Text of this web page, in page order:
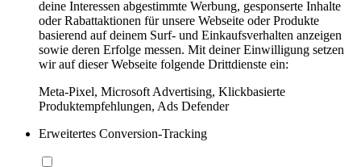
deine Interessen abgestimmte Werbung, gesponserte Inhalte
oder Rabattaktionen für unsere Webseite oder Produkte
basierend auf deinem Surf- und Einkaufsverhalten anzeigen
sowie deren Erfolge messen. Mit deiner Einwilligung setzen
wir auf dieser Webseite folgende Drittdienste ein:
Meta-Pixel, Microsoft Advertising, Klickbasierte
Produktempfehlungen, Ads Defender
Erweitertes Conversion-Tracking